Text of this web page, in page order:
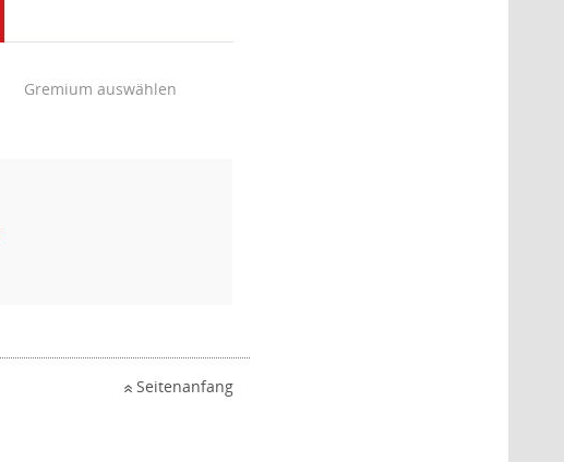
Gremium auswählen
Seitenanfang